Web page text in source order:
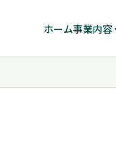
ホーム事業内容